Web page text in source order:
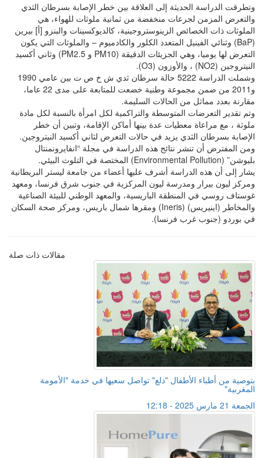
وتطرقت الدراسة الحديثة إلى العلاقة بين خطر الإصابة بسرطان الثدي
والتعرض المزمن لجرعات منخفضة من ثمانية ملوثات للهواء، هي
الملوثات ذات الخصائص الزينوستروجينية، كالديوكسينات والبنزو [أ] بيرين
(BaP) وثنائي الفينيل المتعدد الكلور والكادميوم – والملوثات التي يكون
التعرض لها يوميا، وهي الجزيئات الدقيقة (PM10 و PM2.5) وثاني أكسيد
النيتروجين (NO2) ، والأوزون (O3).
وشملت الدراسة 5222 حالة سرطان ثدي ش خ ص ت بين عامي 1990
و2011 من ضمن مجموعة وطنية خضعت للمتابعة على مدى 22 عاما،
مقارنة بعدد مماثل من الحالات السليمة.
وتم تقدير التعرضات المتوسطة والتراكمية لكل امرأة بالنسبة لكل مادة
ملوثة ، مع مراعاة معطيات عدة بينها أماكن الإقامة، وتبين أن خطر
الإصابة بسرطان الثدي يزيد في حالات التعرض لثاني أكسيد النيتروجين.
ومن المفترض أن تنشر نتائج هذه الدراسة في مجلة “انفايرونمنتال
بليوشن” (Environmental Pollution) المختصة في التلوث البيئي.
يشار إلى أن هذه الدراسة أشرف عليها أعضاء من جامعة ليستر البريطانية
ومركز ليون بيرار ومدرسة ليون المركزية في جنوب شرق فرنسا، ومعهد
غوستاف روسي في المنطقة الباريسية، والمعهد الوطني للبيئة الصناعية
والمخاطر (اينيريس) (Ineris) ومقرها شمال باريس، ومركز صحة السكان
في بوردو (جنوب غرب فرنسا).
مقالات ذات صلة
بتوصية من أطباء الأطفال "دلع" تواصل سعيها في خدمة "الأمومة
المغربية"
الجمعة 21 مارس 2025 - 12:18